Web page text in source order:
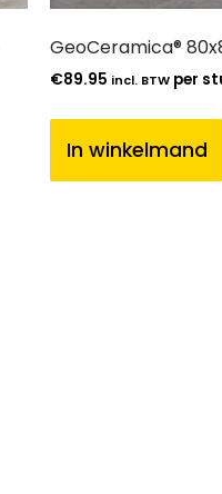
GeoCeramica®
€89.95 incl. BTW per
In winkelmand